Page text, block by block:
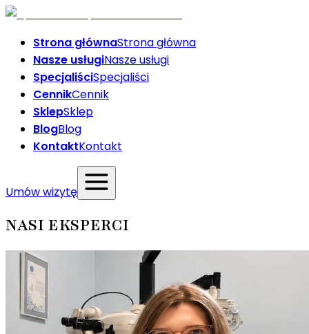
Strona głównaStrona główna
Nasze usługiNasze usługi
SpecjaliściSpecjaliści
CennikCennik
SklepSklep
BlogBlog
KontaktKontakt
Umów wizytę
NASI EKSPERCI